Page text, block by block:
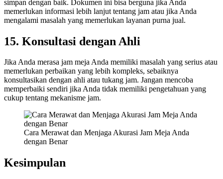
simpan dengan baik. Dokumen ini bisa berguna jika Anda
memerlukan informasi lebih lanjut tentang jam atau jika Anda
mengalami masalah yang memerlukan layanan purna jual.
15. Konsultasi dengan Ahli
Jika Anda merasa jam meja Anda memiliki masalah yang serius atau
memerlukan perbaikan yang lebih kompleks, sebaiknya
konsultasikan dengan ahli atau tukang jam. Jangan mencoba
memperbaiki sendiri jika Anda tidak memiliki pengetahuan yang
cukup tentang mekanisme jam.
Cara Merawat dan Menjaga Akurasi Jam Meja Anda
dengan Benar
Kesimpulan